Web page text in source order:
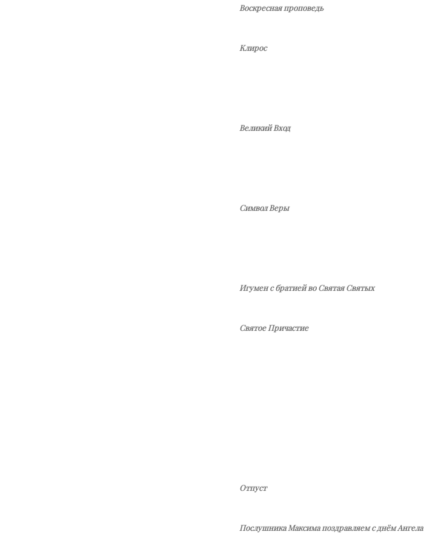
Воскресная проповедь
Клирос
Великий Вход
Символ Веры
Игумен с братией во Святая Святых
Святое Причастие
Отпуст
Послушника Максима поздравляем с днём Ангела